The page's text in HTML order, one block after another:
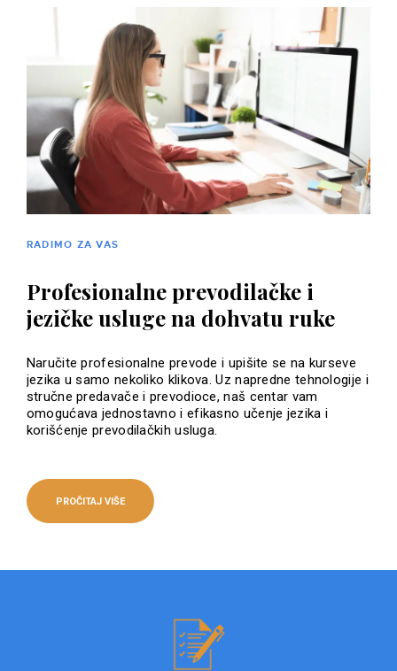
RADIMO ZA VAS
Profesionalne prevodilačke i
jezičke usluge na dohvatu ruke
Naručite profesionalne prevode i upišite se na kurseve
jezika u samo nekoliko klikova. Uz napredne tehnologije i
stručne predavače i prevodioce, naš centar vam
omogućava jednostavno i efikasno učenje jezika i
korišćenje prevodilačkih usluga.
PROČITAJ VIŠE